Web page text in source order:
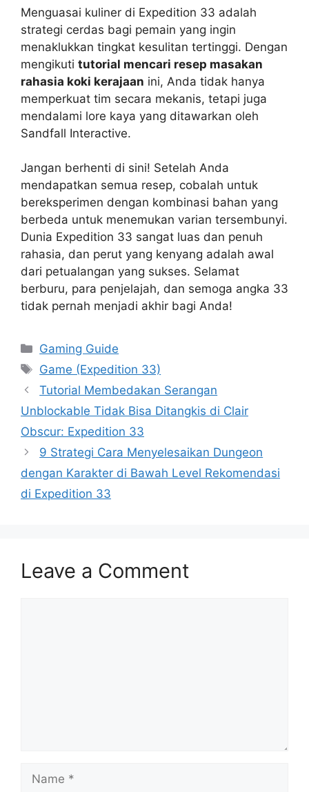
Menguasai kuliner di Expedition 33 adalah
strategi cerdas bagi pemain yang ingin
menaklukkan tingkat kesulitan tertinggi. Dengan
mengikuti tutorial mencari resep masakan
rahasia koki kerajaan ini, Anda tidak hanya
memperkuat tim secara mekanis, tetapi juga
mendalami lore kaya yang ditawarkan oleh
Sandfall Interactive.
Jangan berhenti di sini! Setelah Anda
mendapatkan semua resep, cobalah untuk
bereksperimen dengan kombinasi bahan yang
berbeda untuk menemukan varian tersembunyi.
Dunia Expedition 33 sangat luas dan penuh
rahasia, dan perut yang kenyang adalah awal
dari petualangan yang sukses. Selamat
berburu, para penjelajah, dan semoga angka 33
tidak pernah menjadi akhir bagi Anda!
Categories
Gaming Guide
Tags
Game (Expedition 33)
Tutorial Membedakan Serangan
Unblockable Tidak Bisa Ditangkis di Clair
Obscur: Expedition 33
9 Strategi Cara Menyelesaikan Dungeon
dengan Karakter di Bawah Level Rekomendasi
di Expedition 33
Leave a Comment
Name